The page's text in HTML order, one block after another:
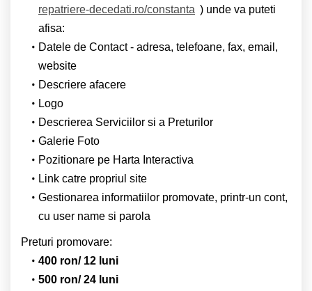
repatriere-decedati.ro/constanta ) unde va puteti
afisa:
Datele de Contact - adresa, telefoane, fax, email,
website
Descriere afacere
Logo
Descrierea Serviciilor si a Preturilor
Galerie Foto
Pozitionare pe Harta Interactiva
Link catre propriul site
Gestionarea informatiilor promovate, printr-un cont,
cu user name si parola
Preturi promovare:
400 ron/ 12 luni
500 ron/ 24 luni